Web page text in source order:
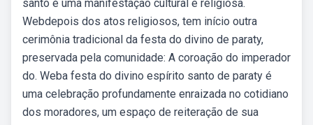
santo é uma manifestação cultural e religiosa.
Webdepois dos atos religiosos, tem início outra
cerimônia tradicional da festa do divino de paraty,
preservada pela comunidade: A coroação do imperador
do. Weba festa do divino espírito santo de paraty é
uma celebração profundamente enraizada no cotidiano
dos moradores, um espaço de reiteração de sua